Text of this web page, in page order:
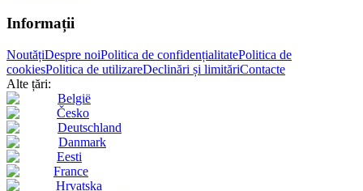
Informații
NoutățiDespre noiPolitica de confidențialitatePolitica de
cookiesPolitica de utilizareDeclinări și limităriContacte
Alte țări:
België
Česko
Deutschland
Danmark
Eesti
France
Hrvatska